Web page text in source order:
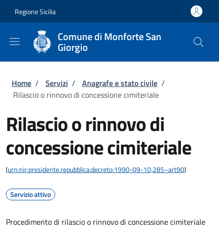
Regione Sicilia
Comune di Monforte San
Giorgio
Briciole di pane
Home / Servizi / Anagrafe e stato civile /
Rilascio o rinnovo di concessione cimiteriale
Rilascio o rinnovo di
concessione cimiteriale
(urn:nir:presidente.repubblica:decreto:1990-09-10;285~art90)
Servizio attivo
Procedimento di rilascio o rinnovo di concessione cimiteriale